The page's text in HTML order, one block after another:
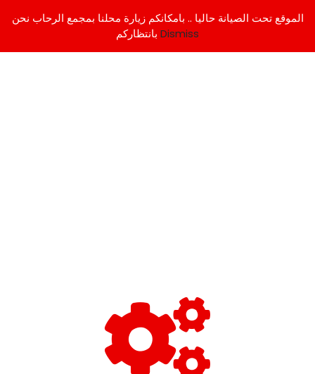
الموقع تحت الصيانة حاليا .. بامكانكم زيارة محلنا بمجمع الرحاب نحن
Dismiss